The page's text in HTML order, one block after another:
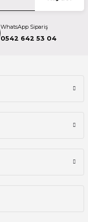
WhatsApp Sipariş
0542 642 53 04